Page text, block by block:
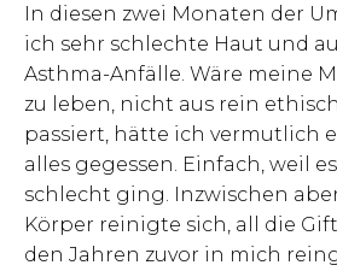
In diesen zwei Monaten der
ich sehr schlechte Haut und
Asthma-Anfälle. Wäre meine
zu leben, nicht aus rein
passiert, hätte ich vermutlich
alles gegessen. Einfach, weil
schlecht ging. Inzwischen
Körper reinigte sich, all die
den Jahren zuvor in mich